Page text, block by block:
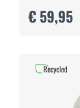
€ 59,95
Recycled